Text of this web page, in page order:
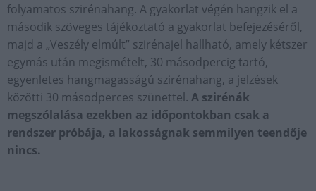
folyamatos szirénahang. A gyakorlat végén hangzik el a
második szöveges tájékoztató a gyakorlat befejezéséről,
majd a „Veszély elmúlt” szirénajel hallható, amely kétszer
egymás után megismételt, 30 másodpercig tartó,
egyenletes hangmagasságú szirénahang, a jelzések
közötti 30 másodperces szünettel. A szirénák
megszólalása ezekben az időpontokban csak a
rendszer próbája, a lakosságnak semmilyen teendője
nincs.